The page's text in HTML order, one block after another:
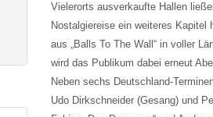
Vielerorts ausverkaufte Hallen
Nostalgiereise ein weiteres
aus „Balls To The Wall“ in voller
wird das Publikum dabei erneut
Neben sechs Deutschland-
Udo Dirkschneider (Gesang) und